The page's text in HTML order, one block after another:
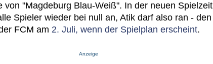
von "Magdeburg Blau-Weiß". In der neuen Spielzeit
Spieler wieder bei null an, Atik darf also ran - den
FCM am 2. Juli, wenn der Spielplan erscheint.
Anzeige